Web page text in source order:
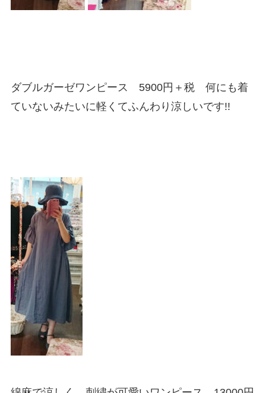
ダブルガーゼワンピース 5900円＋税 何にも着
ていないみたいに軽くてふんわり涼しいです!!